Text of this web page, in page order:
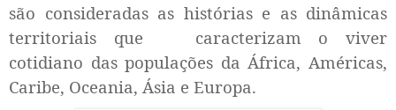
são consideradas as histórias e as dinâmicas
territoriais que
caracterizam o viver
cotidiano das populações da África, Américas,
Caribe, Oceania, Ásia e Europa.